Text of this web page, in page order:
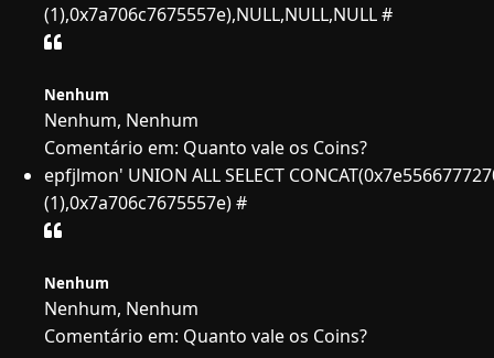
(1),0x7a706c7675557e),NULL,NULL,NULL #
Nenhum
Nenhum, Nenhum
Comentário em: Quanto vale os Coins?
epfjlmon' UNION ALL SELECT
(1),0x7a706c7675557e) #
Nenhum
Nenhum, Nenhum
Comentário em: Quanto vale os Coins?